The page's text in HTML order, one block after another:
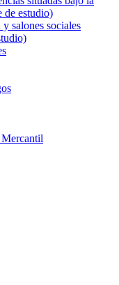
de estudio)
salones sociales